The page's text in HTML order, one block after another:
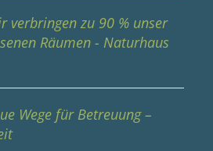
verbringen zu 90 % unser
Räumen - Naturhaus
Wege für Betreuung –